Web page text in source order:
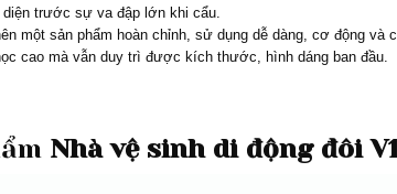
trước sự va đập lớn khi cẩu.
một sản phẩm hoàn chỉnh, sử dụng dễ dàng, cơ động và
cao mà vẫn duy trì được kích thước, hình dáng ban đầu.
Nhà vệ sinh di động đôi